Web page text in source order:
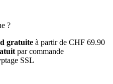
?
gratuite à partir de CHF 69.90
par commande
SSL